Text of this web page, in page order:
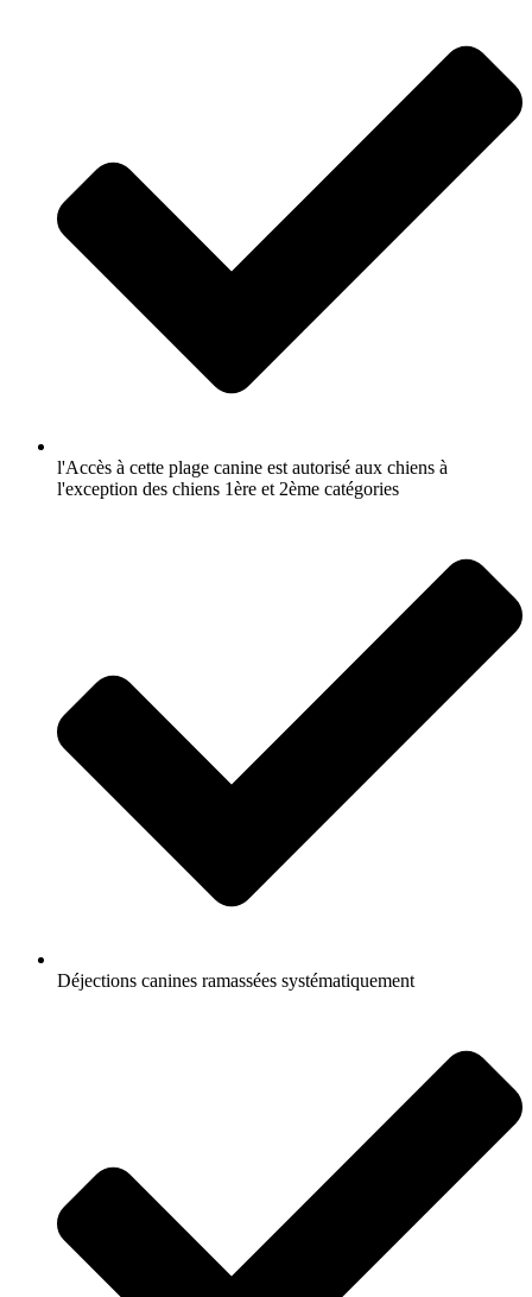
l'Accès à cette plage canine est autorisé aux chiens à
l'exception des chiens 1ère et 2ème catégories
Déjections canines ramassées systématiquement